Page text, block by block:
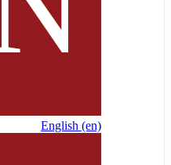
English ‎(en)‎